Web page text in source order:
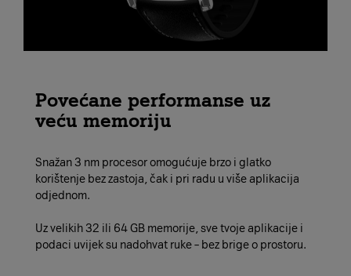
Povećane performanse uz
veću memoriju
Snažan 3 nm procesor omogućuje brzo i glatko
korištenje bez zastoja, čak i pri radu u više aplikacija
odjednom.
Uz velikih 32 ili 64 GB memorije, sve tvoje aplikacije i
podaci uvijek su nadohvat ruke – bez brige o prostoru.